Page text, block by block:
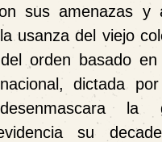
sus amenazas y
usanza del viejo
orden basado
dictada
la
su